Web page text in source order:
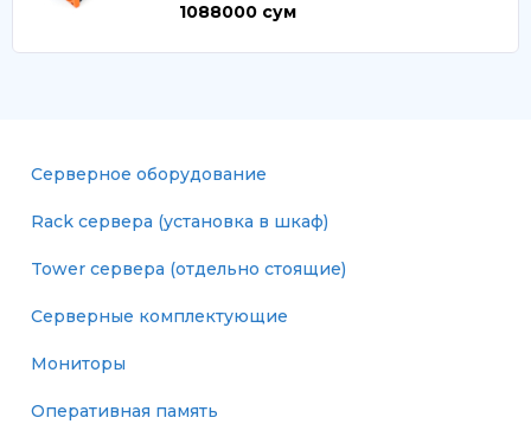
1088000 сум
Серверное оборудование
Rack сервера (установка в шкаф)
Tower сервера (отдельно стоящие)
Серверные комплектующие
Мониторы
Оперативная память